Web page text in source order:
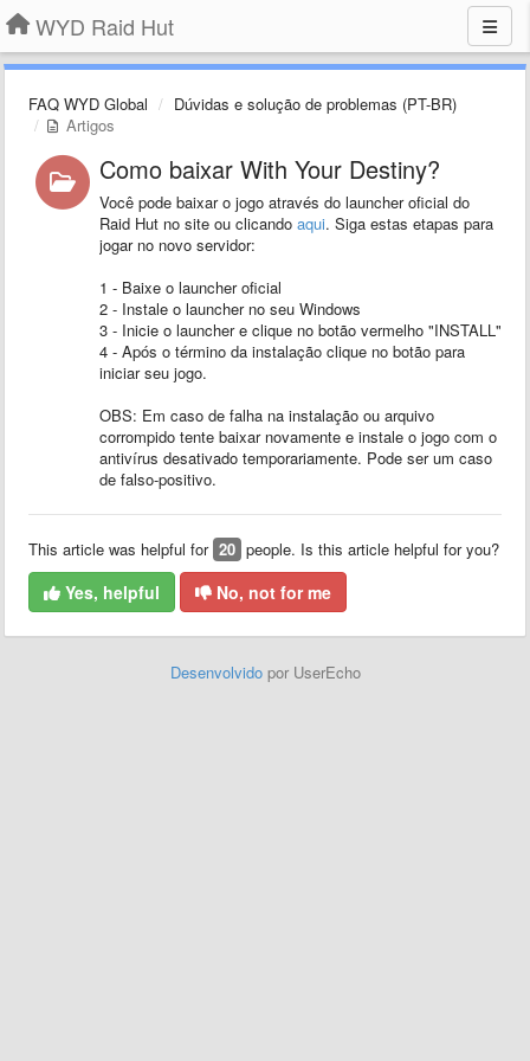
WYD Raid Hut
FAQ WYD Global
Dúvidas e solução de problemas (PT-BR)
Artigos
Como baixar With Your Destiny?
Você pode baixar o jogo através do launcher oficial do
Raid Hut no site ou clicando aqui. Siga estas etapas para
jogar no novo servidor:
1 - Baixe o launcher oficial
2 - Instale o launcher no seu Windows
3 - Inicie o launcher e clique no botão vermelho "INSTALL"
4 - Após o término da instalação clique no botão para
iniciar seu jogo.
OBS: Em caso de falha na instalação ou arquivo
corrompido tente baixar novamente e instale o jogo com o
antivírus desativado temporariamente. Pode ser um caso
de falso-positivo.
This article was helpful for 20 people. Is this article helpful for you?
Yes, helpful No, not for me
Desenvolvidopor UserEcho